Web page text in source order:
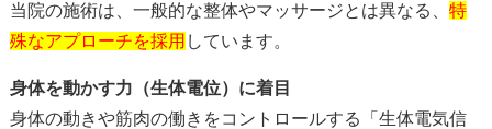
当院の施術は、一般的な整体やマッサージとは異なる、 特
殊なアプローチを採用 しています。
身体を動かす力（生体電位）に着目
身体の動きや筋肉の働きをコントロールする「生体電気信